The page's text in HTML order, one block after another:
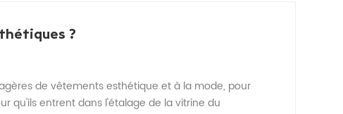
?
de vêtements esthétique et à la mode, pour
qu'ils entrent dans l'étalage de la vitrine du